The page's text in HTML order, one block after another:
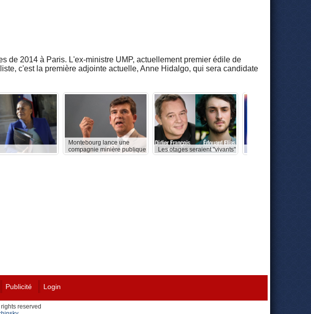
de 2014 à Paris. L'ex-ministre UMP, actuellement premier édile de
c'est la première adjointe actuelle, Anne Hidalgo, qui sera candidate
Montebourg lance une
compagnie minière publique
Les otages seraient "vivants"
Publicité Login
reserved